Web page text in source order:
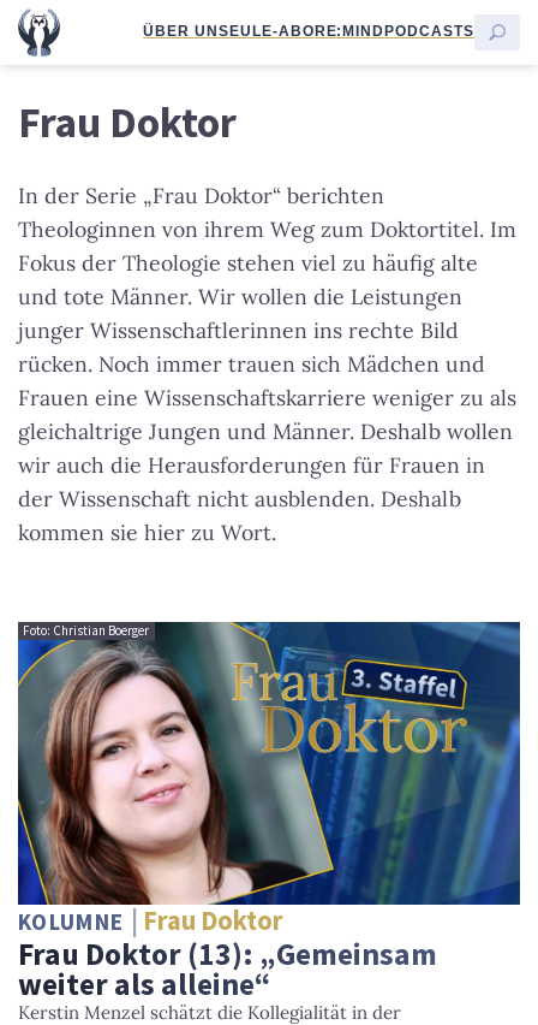
ÜBER UNSEULE-ABORE:MINDPODCASTS
Frau Doktor
In der Serie „Frau Doktor“ berichten
Theologinnen von ihrem Weg zum Doktortitel. Im
Fokus der Theologie stehen viel zu häufig alte
und tote Männer. Wir wollen die Leistungen
junger Wissenschaftlerinnen ins rechte Bild
rücken. Noch immer trauen sich Mädchen und
Frauen eine Wissenschaftskarriere weniger zu als
gleichaltrige Jungen und Männer. Deshalb wollen
wir auch die Herausforderungen für Frauen in
der Wissenschaft nicht ausblenden. Deshalb
kommen sie hier zu Wort.
Foto: Christian Boerger
KOLUMNE Frau Doktor
Frau Doktor (13): „Gemeinsam
weiter als alleine“
Kerstin Menzel schätzt die Kollegialität in der